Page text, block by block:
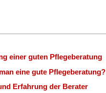
einer guten Pflegeberatung
eine gute Pflegeberatung?
Erfahrung der Berater